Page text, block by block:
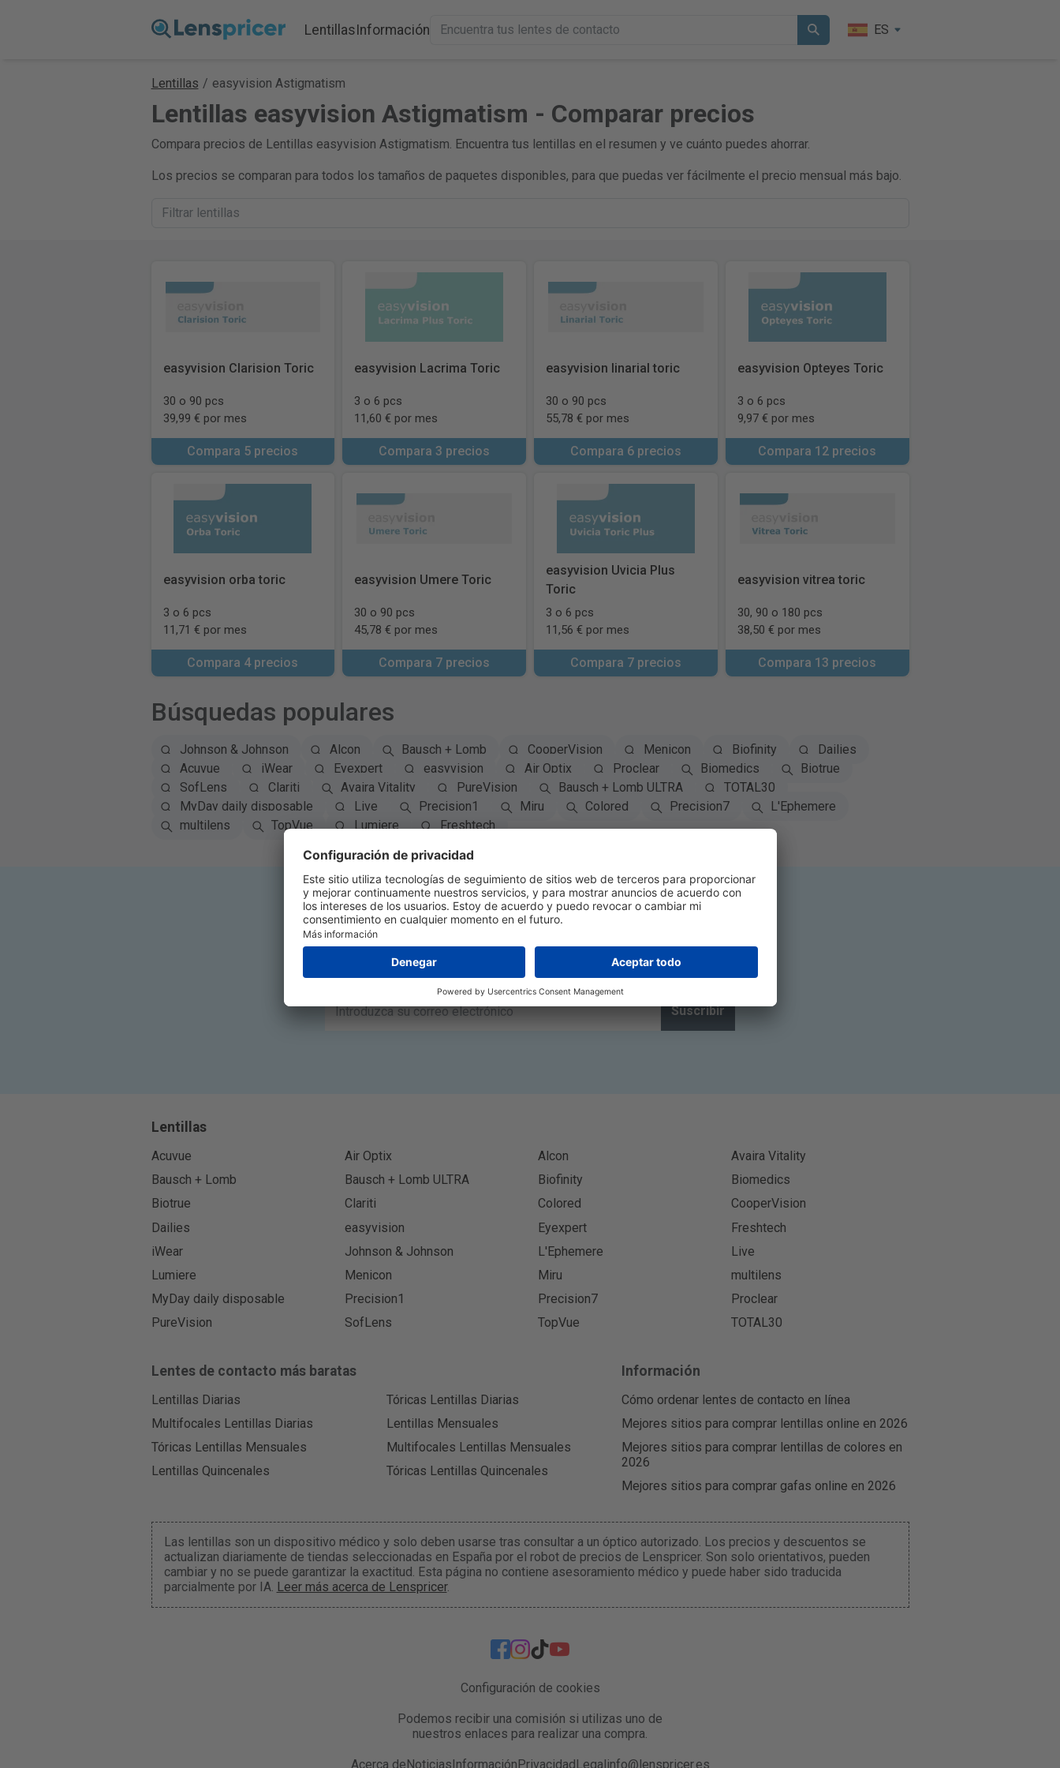
LentillasInformación ES
Lentillas / easyvision Astigmatism
Lentillas easyvision Astigmatism - Comparar precios
Compara precios de Lentillas easyvision Astigmatism. Encuentra tus lentillas en el resumen y ve cuánto puedes ahorrar.
Los precios se comparan para todos los tamaños de paquetes disponibles, para que puedas ver fácilmente el precio mensual más bajo.
easyvision Clarision Toric
30 o 90 pcs
39,99 € por mes
Compara 5 precios
easyvision Lacrima Toric
3 o 6 pcs
11,60 € por mes
Compara 3 precios
easyvision linarial toric
30 o 90 pcs
55,78 € por mes
Compara 6 precios
easyvision Opteyes Toric
3 o 6 pcs
9,97 € por mes
Compara 12 precios
easyvision orba toric
3 o 6 pcs
11,71 € por mes
Compara 4 precios
easyvision Umere Toric
30 o 90 pcs
45,78 € por mes
Compara 7 precios
easyvision Uvicia Plus
Toric
3 o 6 pcs
11,56 € por mes
Compara 7 precios
easyvision vitrea toric
30, 90 o 180 pcs
38,50 € por mes
Compara 13 precios
Búsquedas populares
Johnson & Johnson Alcon Bausch + Lomb CooperVision Menicon Biofinity
Dailies
Acuvue
iWear Eyexpert easyvision Air Optix Proclear Biomedics
Biotrue
SofLens
Clariti Avaira Vitality PureVision Bausch + Lomb ULTRA
TOTAL30
MyDay daily disposable
Live Precision1 Miru Colored Precision7
L'Ephemere
multilens
TopVue Lumiere Freshtech
Suscríbete Al Boletín
Suscribir
Lentillas
Acuvue Air Optix Alcon
Avaira Vitality
Bausch + Lomb
Bausch + Lomb ULTRA Biofinity
Biomedics
Biotrue
Clariti Colored
CooperVision
Dailies
easyvision Eyexpert
Freshtech
iWear
Johnson & Johnson L'Ephemere
Live
Lumiere
Menicon Miru
multilens
MyDay daily disposable
Precision1 Precision7
Proclear
PureVision
SofLens TopVue TOTAL30
Lentes de contacto más baratas
Lentillas Diarias
Tóricas Lentillas Diarias
Multifocales Lentillas Diarias
Lentillas Mensuales
Tóricas Lentillas Mensuales
Multifocales Lentillas Mensuales
Lentillas Quincenales
Tóricas Lentillas Quincenales
Información
Cómo ordenar lentes de contacto en línea
Mejores sitios para comprar lentillas online en 2026
Mejores sitios para comprar lentillas de colores en
2026
Mejores sitios para comprar gafas online en 2026
Las lentillas son un dispositivo médico y solo deben usarse tras consultar a un óptico autorizado. Los precios y descuentos se
actualizan diariamente de tiendas seleccionadas en España por el robot de precios de Lenspricer. Son solo orientativos, pueden
cambiar y no se puede garantizar la exactitud. Esta página no contiene asesoramiento médico y puede haber sido traducida
parcialmente por IA. Leer más acerca de Lenspricer.
Configuración de cookies
Podemos recibir una comisión si utilizas uno de
nuestros enlaces para realizar una compra.
Acerca de Noticias Información Privacidad Legal info@lenspricer.es